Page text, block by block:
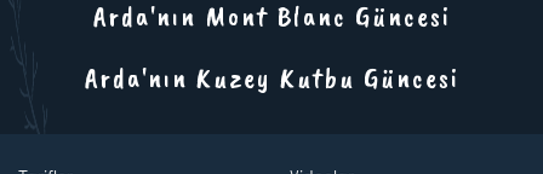
Arda'nın Mont Blanc Güncesi
Arda'nın Kuzey Kutbu Güncesi